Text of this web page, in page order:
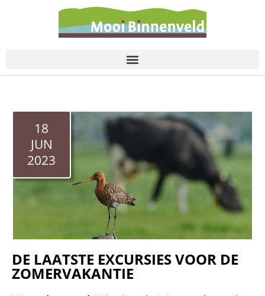
18
JUN
2023
DE LAATSTE EXCURSIES VOOR DE
ZOMERVAKANTIE